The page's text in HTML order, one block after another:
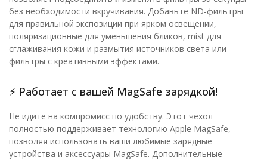
без необходимости вкручивания. Добавьте ND-фильтры
для правильной экспозиции при ярком освещении,
поляризационные для уменьшения бликов, mist для
сглаживания кожи и размытия источников света или
фильтры с креативными эффектами.
⚡ Работает с вашей MagSafe зарядкой!
Не идите на компромисс по удобству. Этот чехол
полностью поддерживает технологию Apple MagSafe,
позволяя использовать ваши любимые зарядные
устройства и аксессуары MagSafe. Дополнительные